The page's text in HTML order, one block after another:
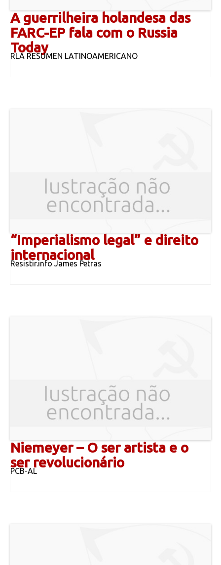
A guerrilheira holandesa das
FARC-EP fala com o Russia
Today
RLA RESUMEN LATINOAMERICANO
“Imperialismo legal” e direito
internacional
Resistir.info James Petras
Niemeyer – O ser artista e o
ser revolucionário
PCB-AL